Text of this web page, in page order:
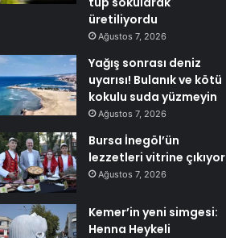
üretiliyordu
Ağustos 7, 2026
Yağış sonrası deniz
uyarısı! Bulanık ve kötü
kokulu suda yüzmeyin
Ağustos 7, 2026
Bursa İnegöl’ün
lezzetleri vitrine çıkıyor
Ağustos 7, 2026
Kemer’in yeni simgesi:
Henna Heykeli